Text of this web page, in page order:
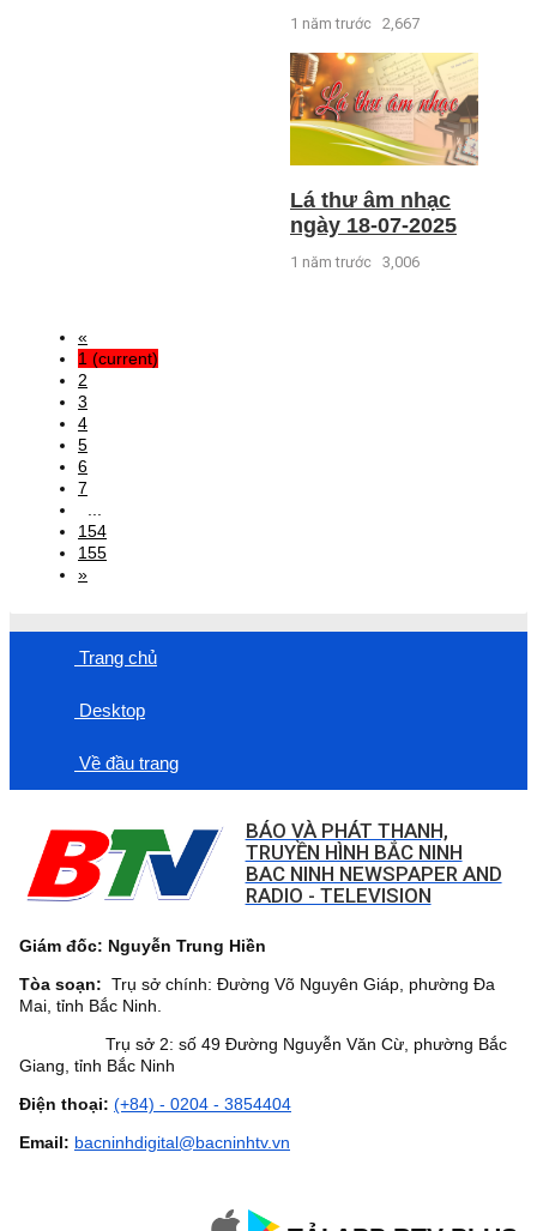
1 năm trước 2,667
Lá thư âm nhạc
ngày 18-07-2025
1 năm trước 3,006
«
1 (current)
2
3
4
5
6
7
154
155
»
Trang chủ
Desktop
Về đầu trang
BÁO VÀ PHÁT THANH,
TRUYỀN HÌNH BẮC NINH
BAC NINH NEWSPAPER AND
RADIO - TELEVISION
Giám đốc: Nguyễn Trung Hiền
Tòa soạn: Trụ sở chính: Đường Võ Nguyên Giáp, phường Đa
Mai, tỉnh Bắc Ninh.
Trụ sở 2: số 49 Đường Nguyễn Văn Cừ, phường Bắc
Giang, tỉnh Bắc Ninh
Điện thoại: (+84) - 0204 - 3854404
Email: bacninhdigital@bacninhtv.vn